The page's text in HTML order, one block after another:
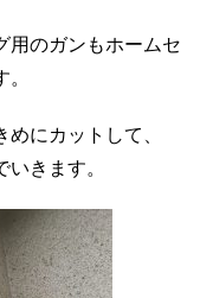
用のガンもホームセ
にカットして、
きます。